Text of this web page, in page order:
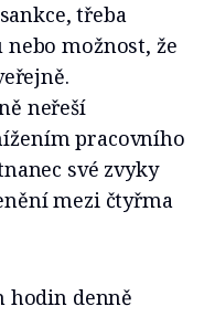
třeba
možnost, že
neřeší
pracovního
své zvyky
mezi čtyřma
hodin denně